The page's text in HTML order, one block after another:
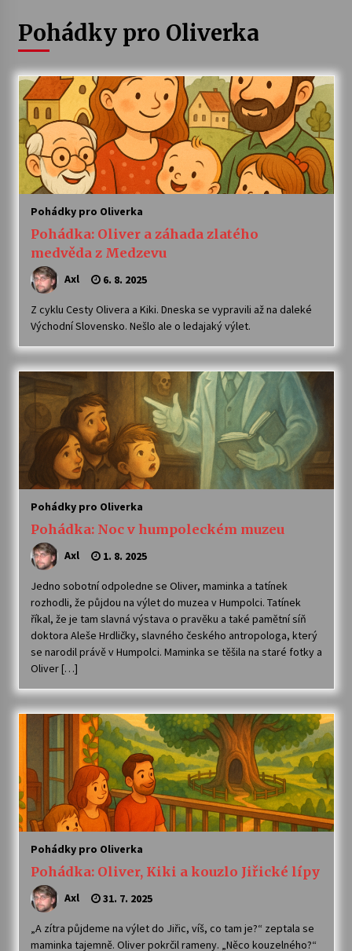
Divadélka pro děti: Kašpárek v dračí jeskyni
10. 8. 2026
Letní koncerty ve Stromovce: Ars Camerata a
Sukuba Ensemble
4. 8. 2026
Vernisáž výstavy Josefíny Duškové: Stávám se
kapkou
Veselí muzikanti
30. 7. 2026
Pozvánka na integrační festival Quijotova
šedesátka: 28. 7.–1. 8. 2026
28. 7. 2026
Letní koncerty ve Stromovce: Kolchoz a
Jenakaši
28. 7. 2026
Votavžatský ploty
23. 7. 2026
Letní koncerty ve Stromovce: Rufus Miller
Vysočinka
17. 7. 2026
14. 7. 2026
Za kulturou kousek za Humpolec. V Želivě ožije
odkaz Josefa Čapka
13. 7. 2026
Varhanní recitál Michala Novenka v Klášteře
Želiv
3. 7. 2026
Pohádky pro Oliverka
Pohádky pro Oliverka
Pohádka: Oliver a záhada zlatého
medvěda z Medzevu
Axl 6. 8. 2025
Z cyklu Cesty Olivera a Kiki. Dneska se vypravili až na daleké
Východní Slovensko. Nešlo ale o ledajaký výlet.
Pohádky pro Oliverka
Pohádka: Noc v humpoleckém muzeu
Axl 1. 8. 2025
Jedno sobotní odpoledne se Oliver, maminka a tatínek
rozhodli, že půjdou na výlet do muzea v Humpolci. Tatínek
říkal, že je tam slavná výstava o pravěku a také pamětní síň
doktora Aleše Hrdličky, slavného českého antropologa, který
se narodil právě v Humpolci. Maminka se těšila na staré fotky a
Oliver […]
Pohádky pro Oliverka
Pohádka: Oliver, Kiki a kouzlo Jiřické lípy
Axl 31. 7. 2025
„A zítra půjdeme na výlet do Jiřic, víš, co tam je?“ zeptala se
maminka tajemně. Oliver pokrčil rameny. „Něco kouzelného?“